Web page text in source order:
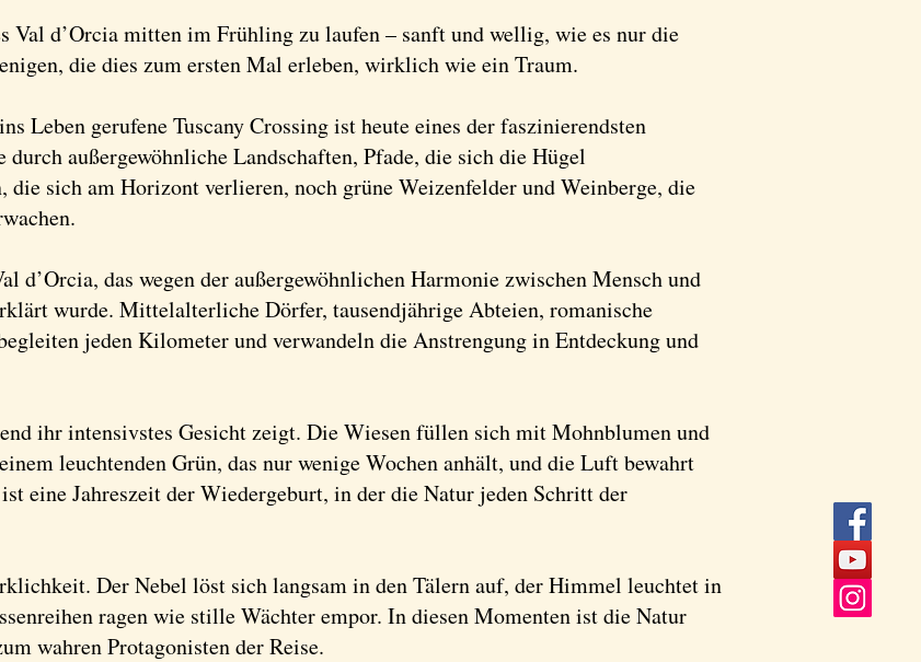
Val d’Orcia mitten im Frühling zu laufen – sanft und wellig, wie es nur die
die dies zum ersten Mal erleben, wirklich wie ein Traum.
Leben gerufene Tuscany Crossing ist heute eines der faszinierendsten
außergewöhnliche Landschaften, Pfade, die sich die Hügel
die sich am Horizont verlieren, noch grüne Weizenfelder und Weinberge, die
d’Orcia, das wegen der außergewöhnlichen Harmonie zwischen Mensch und
wurde. Mittelalterliche Dörfer, tausendjährige Abteien, romanische
jeden Kilometer und verwandeln die Anstrengung in Entdeckung und
ihr intensivstes Gesicht zeigt. Die Wiesen füllen sich mit Mohnblumen und
leuchtenden Grün, das nur wenige Wochen anhält, und die Luft bewahrt
eine Jahreszeit der Wiedergeburt, in der die Natur jeden Schritt der
Der Nebel löst sich langsam in den Tälern auf, der Himmel leuchtet in
ragen wie stille Wächter empor. In diesen Momenten ist die Natur
wahren Protagonisten der Reise.